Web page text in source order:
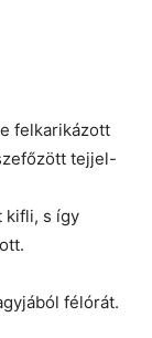
felkarikázott
tejjel-
kifli, s így
félórát.